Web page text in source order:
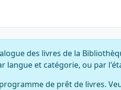
des livres de la
langue et catégorie, ou par
de prêt de livres.